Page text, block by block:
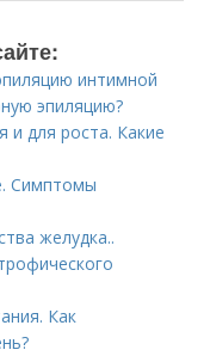
интимной
эпиляцию?
и для роста. Какие
Симптомы
желудка..
Как